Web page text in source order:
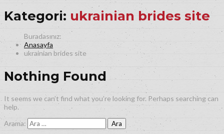
Kategori: ukrainian brides site
Anasayfa
ukrainian brides site
Nothing Found
It seems we can’t find what you’re looking for. Perhaps searching can
help.
Arama: